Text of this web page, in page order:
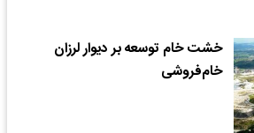
خشت خام توسعه بر دیوار لرزان
خام‌فروشی